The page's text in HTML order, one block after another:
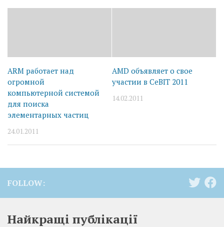
ARM работает над
огромной
компьютерной системой
для поиска
элементарных частиц
24.01.2011
AMD объявляет о свое
участии в CeBIT 2011
14.02.2011
FOLLOW:
Найкращі публікації